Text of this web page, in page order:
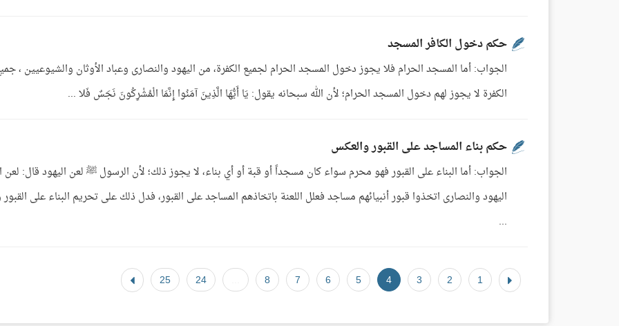
حكم دخول الكافر المسجد
الجواب: أما المسجد الحرام فلا يجوز دخول المسجد الحرام لجميع الكفرة، من اليهود والنصارى وعباد الأوثان والشيوعيين ،
الكفرة لا يجوز لهم دخول المسجد الحرام؛ لأن الله سبحانه يقول: يَا أَيُّهَا الَّذِينَ آمَنُوا إِنَّمَا الْمُشْرِكُونَ نَجَسٌ فَلا ...
حكم بناء المساجد على القبور والعكس
الجواب: أما البناء على القبور فهو محرم سواء كان مسجداً أو قبة أو أي بناء، لا يجوز ذلك؛ لأن الرسول ﷺ لعن اليهود قال: لعن
اليهود والنصارى اتخذوا قبور أنبيائهم مساجد فعلل اللعنة باتخاذهم المساجد على القبور، فدل ذلك على تحريم البناء على القبور
...
1
2
3
4
5
6
7
8
24
25